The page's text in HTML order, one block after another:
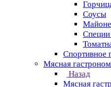
Соусы
Спортивное
Мясная
Назад
Мясная